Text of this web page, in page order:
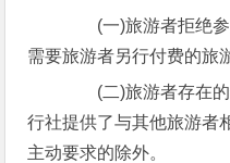
(一)旅游者拒绝参
需要旅游者另行付费的旅
(二)旅游者存在的
行社提供了与其他旅游者
主动要求的除外。